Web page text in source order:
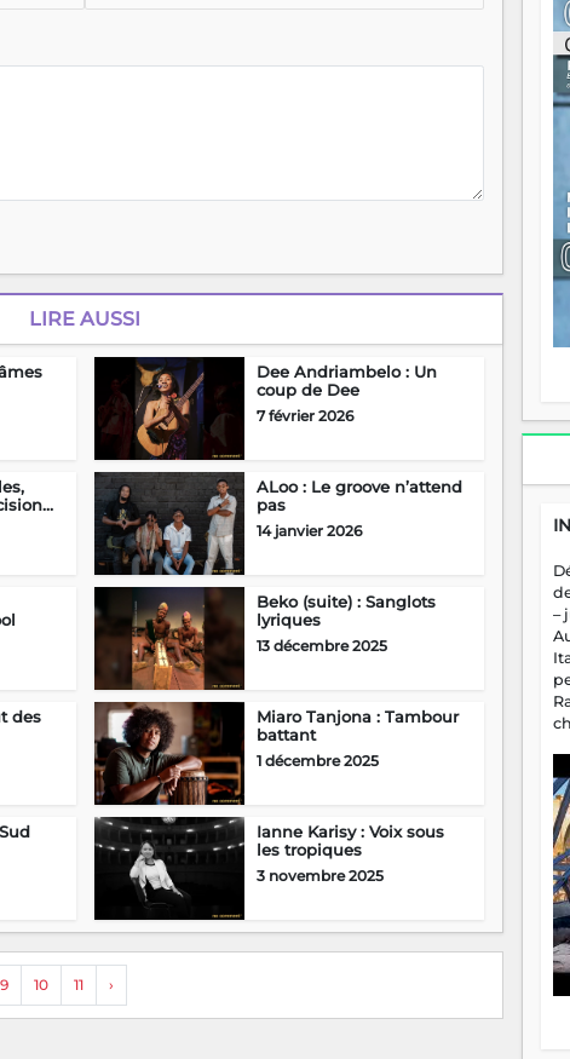
LIRE AUSSI
Dee Andriambelo : Un
coup de Dee
7 février 2026
ALoo : Le groove n’attend
pas
14 janvier 2026
Beko (suite) : Sanglots
lyriques
13 décembre 2025
des
Miaro Tanjona : Tambour
battant
1 décembre 2025
Ianne Karisy : Voix sous
les tropiques
3 novembre 2025
9 10 11 ›
–